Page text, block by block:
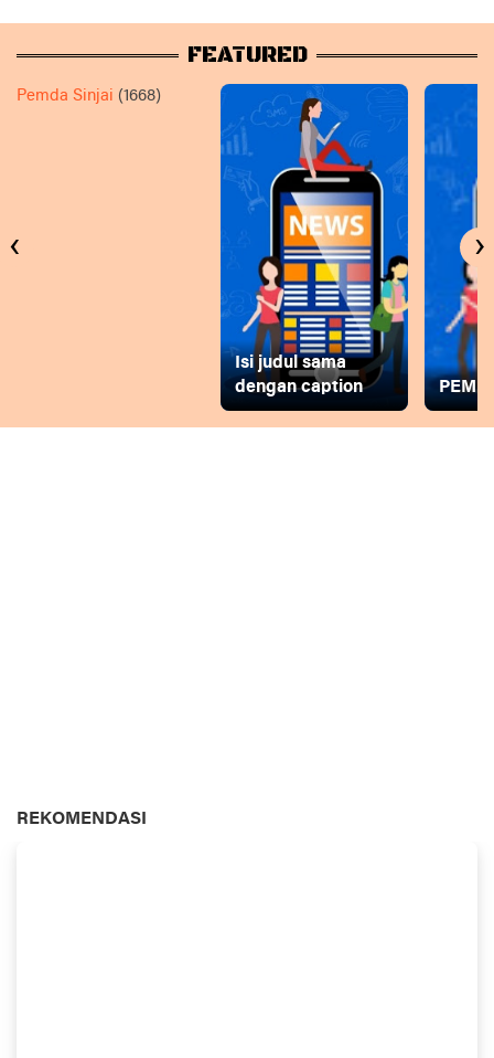
FEATURED
Pemda Sinjai (1668)
Isi judul sama
dengan caption
‹ ›
REKOMENDASI